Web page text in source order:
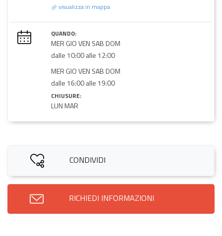
visualizza in mappa
QUANDO:
MER GIO VEN SAB DOM
dalle 10:00 alle 12:00
MER GIO VEN SAB DOM
dalle 16:00 alle 19:00
CHIUSURE:
LUN MAR
CONDIVIDI
RICHIEDI INFORMAZIONI